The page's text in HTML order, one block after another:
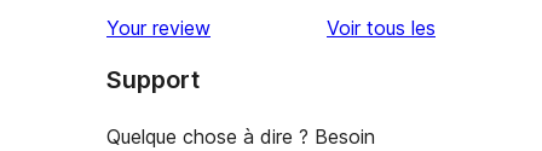
Your review Voir tous les
Support
Quelque chose à dire ? Besoin